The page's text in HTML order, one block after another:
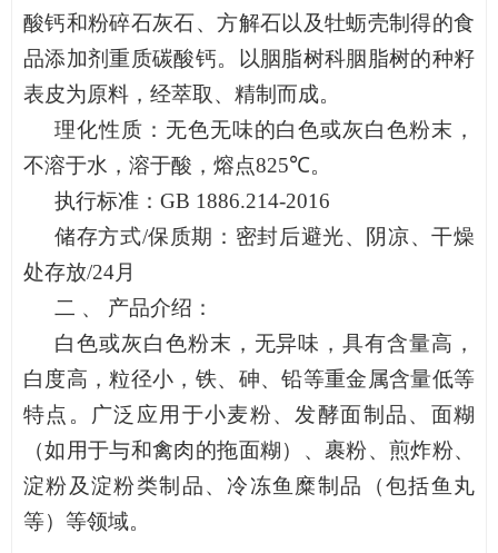
酸钙和粉碎石灰石、方解石以及牡蛎壳制得的食
品添加剂重质碳酸钙。以胭脂树科胭脂树的种籽
表皮为原料，经萃取、精制而成。
理化性质 ： 无色无味的白色或灰白色粉末，
不溶于水，溶于酸，熔点825℃。
执行标准： GB 1886.214-2016
储存方式/保质期：密封后避光、阴凉、干燥
处存放/24月
二 、
产品介绍：
白色或灰白色粉末，无异味，具有含量高，
白度高，粒径小，铁、砷、铅等重金属含量低等
特点。 广泛应用于小麦粉、发酵面制品、面糊
（如用于与和禽肉的拖面糊）、裹粉、煎炸粉、
淀粉及淀粉类制品、冷冻鱼糜制品（包括鱼丸
等）等领域。